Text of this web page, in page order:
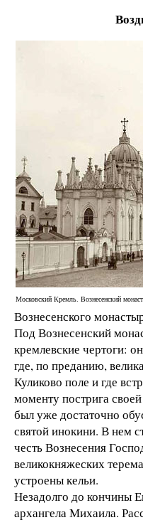
Московский Кремль. Вознесенский
Вознесенского
Под Вознесенский
кремлевские чертоги:
где, по преданию,
Куликово поле и где
моменту пострига
был уже достаточно
святой инокини. В нем
честь Вознесения
великокняжеских
устроены кельи.
Незадолго до кончины
архангела Михаила.